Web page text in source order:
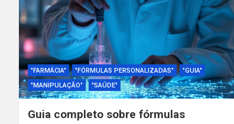
"FARMÁCIA" "FÓRMULAS PERSONALIZADAS"
"GUIA"
"MANIPULAÇÃO"
"SAÚDE"
Guia completo sobre fórmulas